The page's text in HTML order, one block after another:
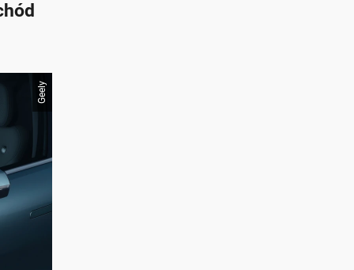
Geely